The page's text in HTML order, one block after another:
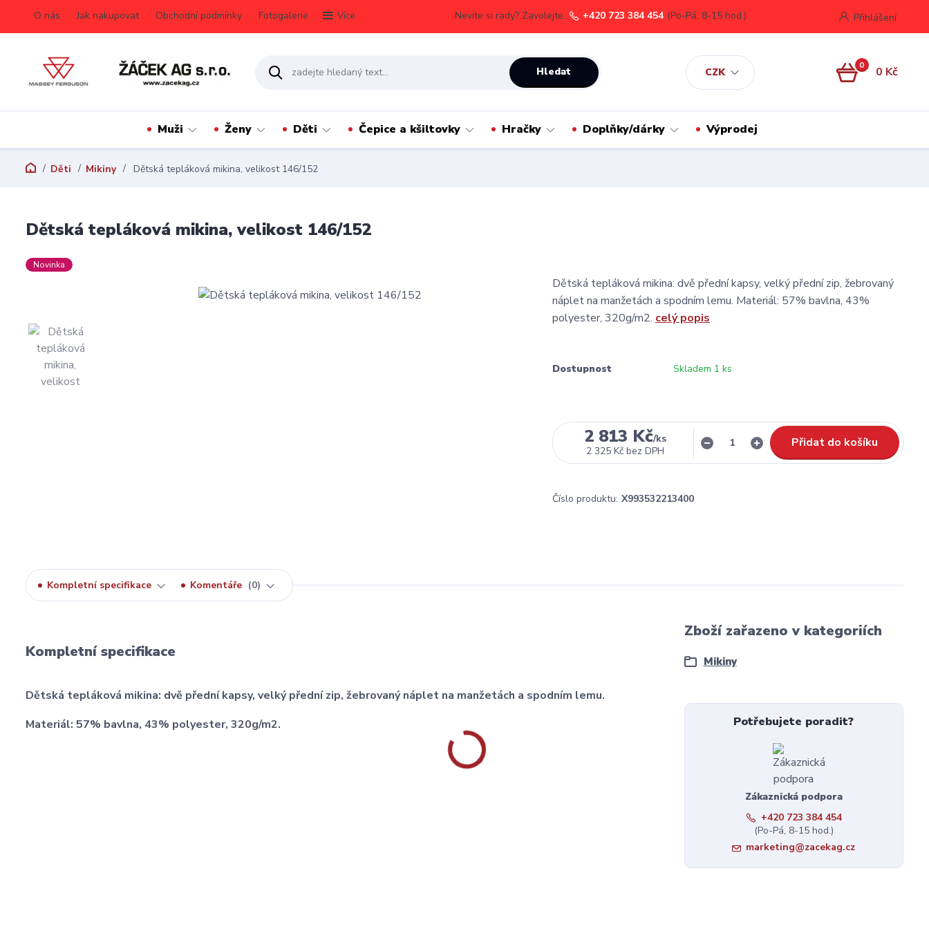
O nás Jak nakupovat Obchodní podmínky Fotogalerie Více
CZK
Přihlášení
Hledat
Nevíte si rady? Zavolejte. +420 723 384 454 (Po-Pá, 8-15 hod.)
0 0 Kč
Muži Ženy Děti Čepice a kšiltovky Hračky Doplňky/dárky Výprodej
Děti Mikiny Dětská tepláková mikina, velikost 146/152
Dětská tepláková mikina, velikost 146/152
Novinka
Dětská tepláková mikina: dvě přední kapsy, velký přední zip, žebrovaný
náplet na manžetách a spodním lemu. Materiál: 57% bavlna, 43%
polyester, 320g/m2. celý popis
Dostupnost Skladem 1 ks
2 813 Kč/ks
2 325 Kč bez DPH
Přidat do košíku
Číslo produktu: X993532213400
Kompletní specifikace Komentáře 0
Kompletní specifikace
Dětská tepláková mikina: dvě přední kapsy, velký přední zip, žebrovaný náplet na manžetách a spodním lemu.
Materiál: 57% bavlna, 43% polyester, 320g/m2.
Zboží zařazeno v kategoriích
Mikiny
Potřebujete poradit?
Zákaznická podpora
+420 723 384 454
(Po-Pá, 8-15 hod.)
marketing@zacekag.cz